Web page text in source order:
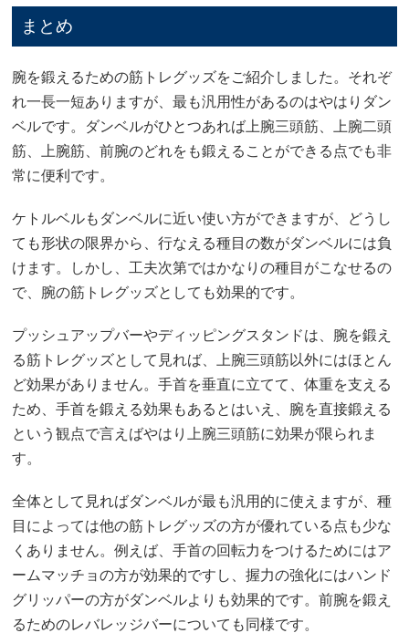
まとめ
腕を鍛えるための筋トレグッズをご紹介しました。それぞ
れ一長一短ありますが、最も汎用性があるのはやはりダン
ベルです。ダンベルがひとつあれば上腕三頭筋、上腕二頭
筋、上腕筋、前腕のどれをも鍛えることができる点でも非
常に便利です。
ケトルベルもダンベルに近い使い方ができますが、どうし
ても形状の限界から、行なえる種目の数がダンベルには負
けます。しかし、工夫次第ではかなりの種目がこなせるの
で、腕の筋トレグッズとしても効果的です。
プッシュアップバーやディッピングスタンドは、腕を鍛え
る筋トレグッズとして見れば、上腕三頭筋以外にはほとん
ど効果がありません。手首を垂直に立てて、体重を支える
ため、手首を鍛える効果もあるとはいえ、腕を直接鍛える
という観点で言えばやはり上腕三頭筋に効果が限られま
す。
全体として見ればダンベルが最も汎用的に使えますが、種
目によっては他の筋トレグッズの方が優れている点も少な
くありません。例えば、手首の回転力をつけるためにはア
ームマッチョの方が効果的ですし、握力の強化にはハンド
グリッパーの方がダンベルよりも効果的です。前腕を鍛え
るためのレバレッジバーについても同様です。